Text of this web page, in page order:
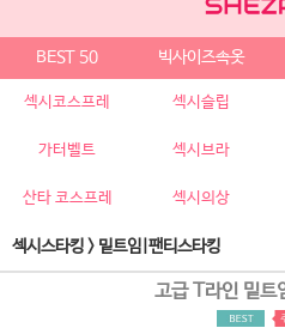
BEST 50 빅사이즈속옷
섹시코스프레 섹시슬립
가터벨트 섹시브라
산타 코스프레 섹시의상
섹시스타킹 > 밑트임|팬티스타킹
고급 T라인 밑트